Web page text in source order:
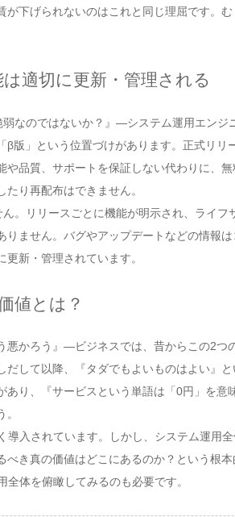
が下げられないのはこれと同じ理屈です。
適切に更新・管理される
弱なのではないか？』―システム運用エンジ
β版」という位置づけがあります。正式リ
や品質、サポートを保証しない代わりに、
り再配布はできません。
。リリースごとに機能が明示され、ライ
りません。バグやアップデートなどの情報
新・管理されています。
値とは？
悪かろう』―ビジネスでは、昔からこの2
だして以降、『タダでもよいものはよい』
あり、『サービスという単語は「0円」を
導入されています。しかし、システム運用
べき真の価値はどこにあるのか？という根
体を俯瞰してみるのも必要です。